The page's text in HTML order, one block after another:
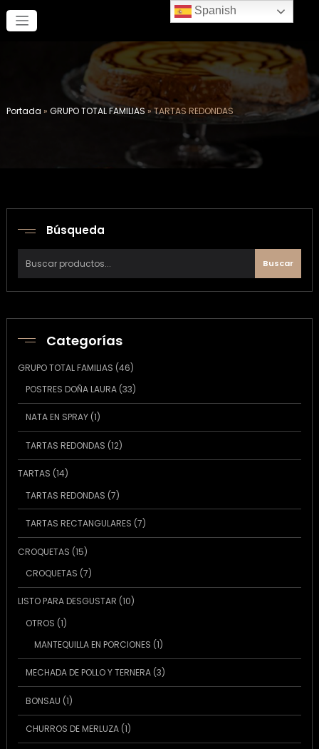
contenido
Portada » GRUPO TOTAL FAMILIAS »TARTAS REDONDAS
Búsqueda
Buscar
Categorías
GRUPO TOTAL FAMILIAS 4646
POSTRES DOÑA LAURA 3333
productos
NATA EN SPRAY 11
producto
TARTAS REDONDAS 1212
productos
TARTAS 1414
TARTAS REDONDAS 77
productos
TARTAS RECTANGULARES 77
productos
CROQUETAS 1515
CROQUETAS 77
productos
LISTO PARA DESGUSTAR 1010
OTROS 11
MANTEQUILLA EN PORCIONES 11
producto
MECHADA DE POLLO Y TERNERA 33
productos
BONSAU 11
producto
CHURROS DE MERLUZA 11
producto
Spanish